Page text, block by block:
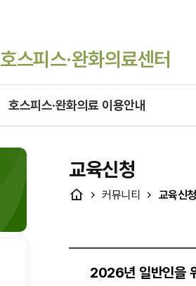
호스피스·완화의료센터
호스피스·완화의료 이용안내
교육신청
HOME커뮤니티 교육신청
2026년 일반인을